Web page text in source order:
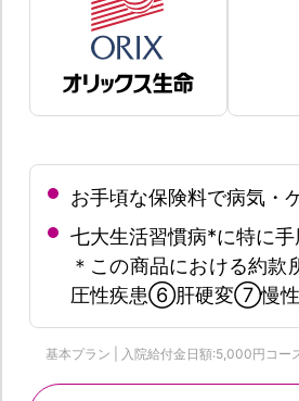
お手頃な保険料で病気・
七大生活習慣病*に特に
＊この商品における約
圧性疾患⑥肝硬変⑦慢性
基本プラン | 入院給付金日額:5,000円コー